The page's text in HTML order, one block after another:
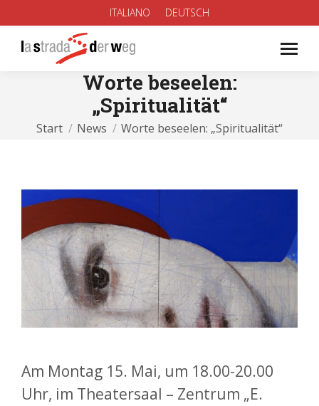
ITALIANO DEUTSCH
Worte beseelen:
„Spiritualität“
Sie befinden sich hier:
Start News Worte beseelen: „Spiritualität“
Am Montag 15. Mai, um 18.00-20.00
Uhr, im Theatersaal – Zentrum „E.